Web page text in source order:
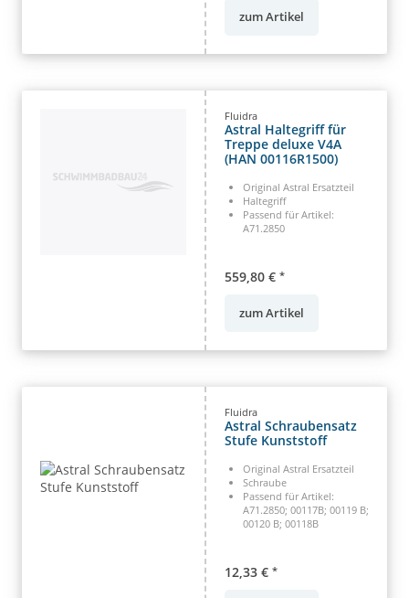
zum Artikel
Fluidra
Astral Haltegriff für
Treppe deluxe V4A
(HAN 00116R1500)
Original Astral Ersatzteil
Haltegriff
Passend für Artikel:
A71.2850
559,80 € *
zum Artikel
Fluidra
Astral Schraubensatz
Stufe Kunststoff
Original Astral Ersatzteil
Schraube
Passend für Artikel:
A71.2850; 00117B; 00119 B;
00120 B; 00118B
12,33 € *